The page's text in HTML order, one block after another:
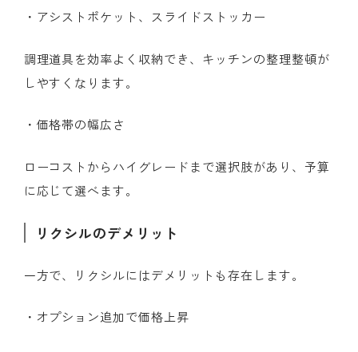
・アシストポケット、スライドストッカー
調理道具を効率よく収納でき、キッチンの整理整頓が
しやすくなります。
・価格帯の幅広さ
ローコストからハイグレードまで選択肢があり、予算
に応じて選べます。
リクシルのデメリット
一方で、リクシルにはデメリットも存在します。
・オプション追加で価格上昇